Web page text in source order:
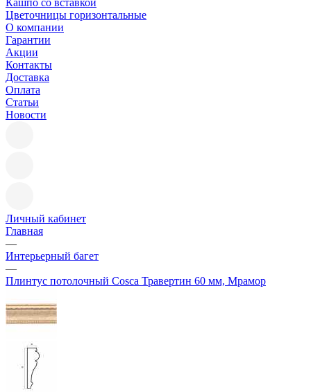
Кашпо со вставкой
Цветочницы горизонтальные
О компании
Гарантии
Акции
Контакты
Доставка
Оплата
Статьи
Новости
Личный кабинет
Главная
—
Интерьерный багет
—
Плинтус потолочный Cosca Травертин 60 мм, Мрамор